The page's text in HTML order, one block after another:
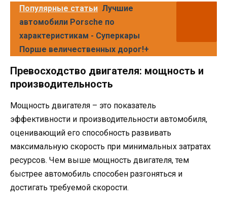
Популярные статьи Лучшие
автомобили Porsche по
характеристикам - Суперкары
Порше величественных дорог!+
Превосходство двигателя: мощность и
производительность
Мощность двигателя – это показатель
эффективности и производительности автомобиля,
оценивающий его способность развивать
максимальную скорость при минимальных затратах
ресурсов. Чем выше мощность двигателя, тем
быстрее автомобиль способен разгоняться и
достигать требуемой скорости.